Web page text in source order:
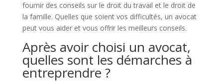
fournir des conseils sur le droit du travail et le droit de
la famille. Quelles que soient vos difficultés, un avocat
peut vous aider et vous offrir les meilleurs conseils.
Après avoir choisi un avocat,
quelles sont les démarches à
entreprendre ?